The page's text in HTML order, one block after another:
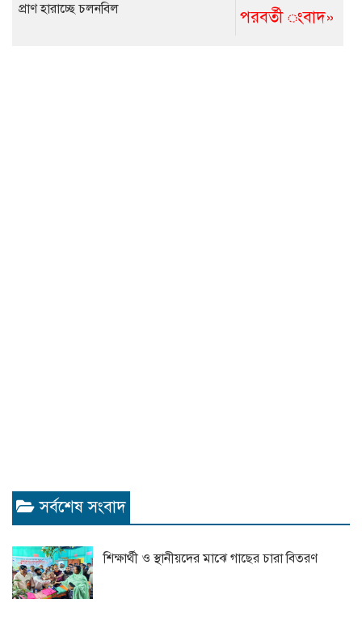
পরবর্তী ংবাদ»
প্রাণ হারাচ্ছে চলনবিল
সর্বশেষ সংবাদ
শিক্ষার্থী ও স্থানীয়দের মাঝে গাছের চারা বিতরণ